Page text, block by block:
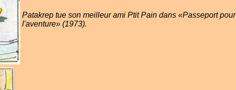
Patakrep tue son meilleur ami Ptit Pain dans «Passeport pour
l'aventure» (1973).